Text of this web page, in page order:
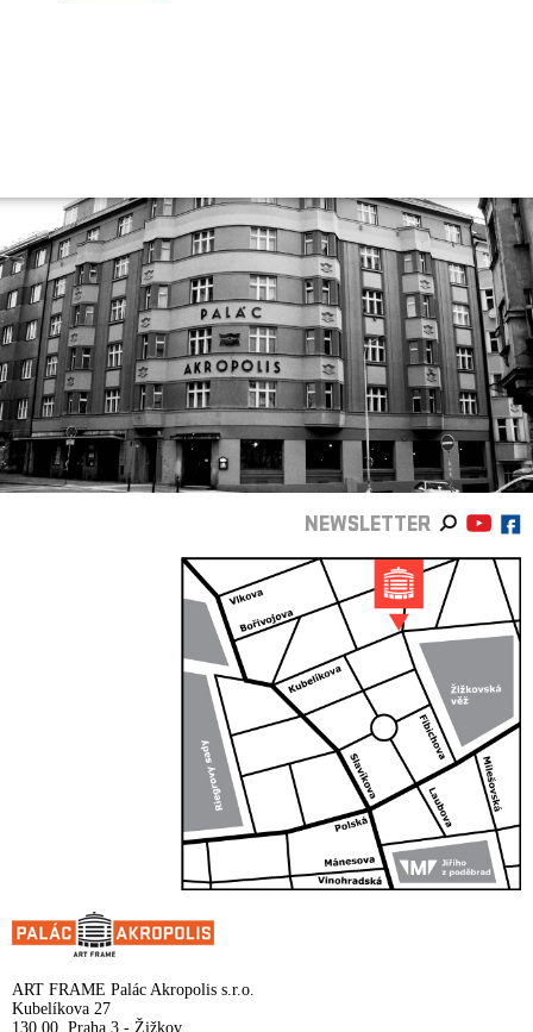
NEWSLETTER
ART FRAME Palác Akropolis s.r.o.
Kubelíkova 27
130 00, Praha 3 - Žižkov